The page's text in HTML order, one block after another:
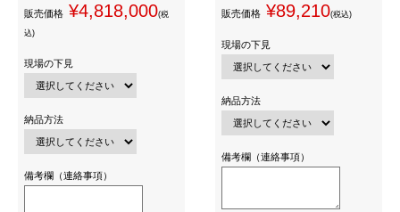
販売価格 ¥4,818,000(税
込)
現場の下見
納品方法
備考欄（連絡事項）
販売価格 ¥89,210(税込)
現場の下見
納品方法
備考欄（連絡事項）